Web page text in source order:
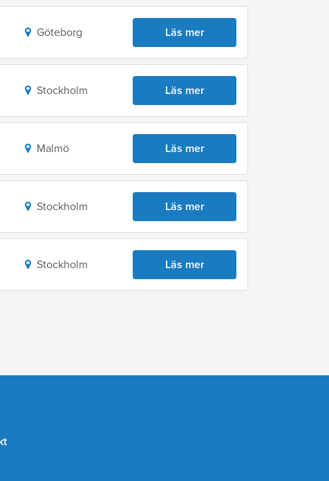
Göteborg Läs mer
Stockholm Läs mer
Malmö Läs mer
Stockholm Läs mer
Stockholm Läs mer